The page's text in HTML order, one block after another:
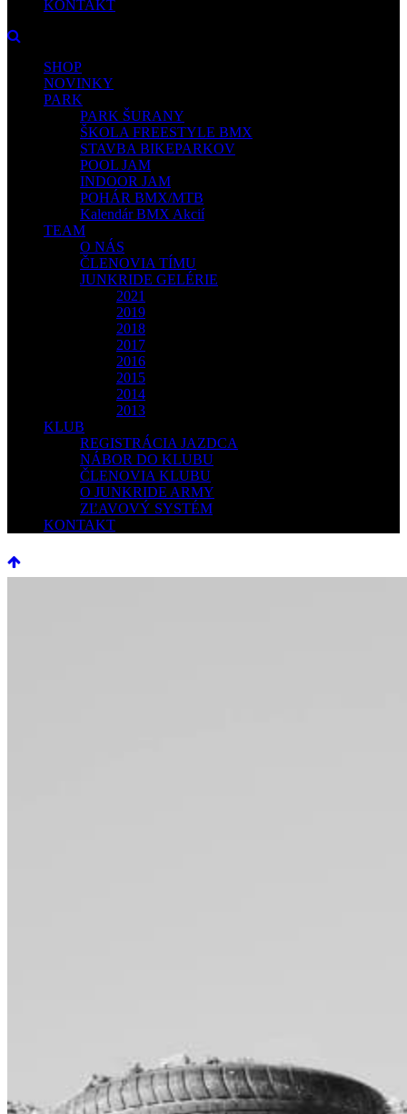
KONTAKT
SHOP
NOVINKY
PARK
PARK ŠURANY
ŠKOLA FREESTYLE BMX
STAVBA BIKEPARKOV
POOL JAM
INDOOR JAM
POHÁR BMX/MTB
Kalendár BMX Akcií
TEAM
O NÁS
ČLENOVIA TÍMU
JUNKRIDE GELÉRIE
2021
2019
2018
2017
2016
2015
2014
2013
KLUB
REGISTRÁCIA JAZDCA
NÁBOR DO KLUBU
ČLENOVIA KLUBU
O JUNKRIDE ARMY
ZĽAVOVÝ SYSTÉM
KONTAKT